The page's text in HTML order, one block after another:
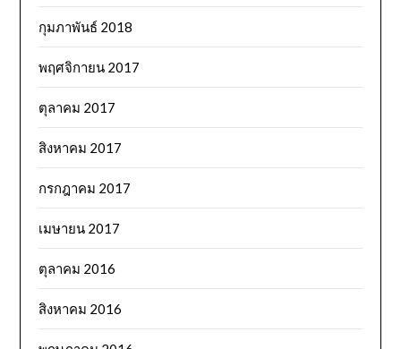
กุมภาพันธ์ 2018
พฤศจิกายน 2017
ตุลาคม 2017
สิงหาคม 2017
กรกฎาคม 2017
เมษายน 2017
ตุลาคม 2016
สิงหาคม 2016